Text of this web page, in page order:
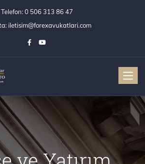
Telefon:0 506 313 86 47
iletisim@forexavukatlari.com